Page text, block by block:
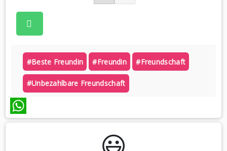
#beste Freundin #freundin #freundschaft
#unbezahlbare Freundschaft
WhatsApp